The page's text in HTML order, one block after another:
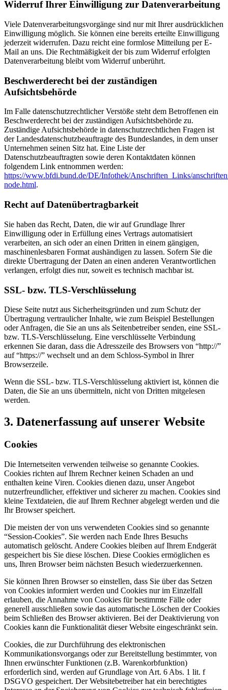
Widerruf Ihrer Einwilligung zur Datenverarbeitung
Viele Datenverarbeitungsvorgänge sind nur mit Ihrer ausdrücklichen
Einwilligung möglich. Sie können eine bereits erteilte Einwilligung
jederzeit widerrufen. Dazu reicht eine formlose Mitteilung per E-
Mail an uns. Die Rechtmäßigkeit der bis zum Widerruf erfolgten
Datenverarbeitung bleibt vom Widerruf unberührt.
Beschwerderecht bei der zuständigen
Aufsichtsbehörde
Im Falle datenschutzrechtlicher Verstöße steht dem Betroffenen ein
Beschwerderecht bei der zuständigen Aufsichtsbehörde zu.
Zuständige Aufsichtsbehörde in datenschutzrechtlichen Fragen ist
der Landesdatenschutzbeauftragte des Bundeslandes, in dem unser
Unternehmen seinen Sitz hat. Eine Liste der
Datenschutzbeauftragten sowie deren Kontaktdaten können
folgendem Link entnommen werden:
https://www.bfdi.bund.de/DE/Infothek/Anschriften_Links/
node.html.
Recht auf Datenübertragbarkeit
Sie haben das Recht, Daten, die wir auf Grundlage Ihrer
Einwilligung oder in Erfüllung eines Vertrags automatisiert
verarbeiten, an sich oder an einen Dritten in einem gängigen,
maschinenlesbaren Format aushändigen zu lassen. Sofern Sie die
direkte Übertragung der Daten an einen anderen Verantwortlichen
verlangen, erfolgt dies nur, soweit es technisch machbar ist.
SSL- bzw. TLS-Verschlüsselung
Diese Seite nutzt aus Sicherheitsgründen und zum Schutz der
Übertragung vertraulicher Inhalte, wie zum Beispiel Bestellungen
oder Anfragen, die Sie an uns als Seitenbetreiber senden, eine SSL-
bzw. TLS-Verschlüsselung. Eine verschlüsselte Verbindung
erkennen Sie daran, dass die Adresszeile des Browsers von “http://”
auf “https://” wechselt und an dem Schloss-Symbol in Ihrer
Browserzeile.
Wenn die SSL- bzw. TLS-Verschlüsselung aktiviert ist, können die
Daten, die Sie an uns übermitteln, nicht von Dritten mitgelesen
werden.
3. Datenerfassung auf unserer Website
Cookies
Die Internetseiten verwenden teilweise so genannte Cookies.
Cookies richten auf Ihrem Rechner keinen Schaden an und
enthalten keine Viren. Cookies dienen dazu, unser Angebot
nutzerfreundlicher, effektiver und sicherer zu machen. Cookies sind
kleine Textdateien, die auf Ihrem Rechner abgelegt werden und die
Ihr Browser speichert.
Die meisten der von uns verwendeten Cookies sind so genannte
“Session-Cookies”. Sie werden nach Ende Ihres Besuchs
automatisch gelöscht. Andere Cookies bleiben auf Ihrem Endgerät
gespeichert bis Sie diese löschen. Diese Cookies ermöglichen es
uns, Ihren Browser beim nächsten Besuch wiederzuerkennen.
Sie können Ihren Browser so einstellen, dass Sie über das Setzen
von Cookies informiert werden und Cookies nur im Einzelfall
erlauben, die Annahme von Cookies für bestimmte Fälle oder
generell ausschließen sowie das automatische Löschen der Cookies
beim Schließen des Browser aktivieren. Bei der Deaktivierung von
Cookies kann die Funktionalität dieser Website eingeschränkt sein.
Cookies, die zur Durchführung des elektronischen
Kommunikationsvorgangs oder zur Bereitstellung bestimmter, von
Ihnen erwünschter Funktionen (z.B. Warenkorbfunktion)
erforderlich sind, werden auf Grundlage von Art. 6 Abs. 1 lit. f
DSGVO gespeichert. Der Websitebetreiber hat ein berechtigtes